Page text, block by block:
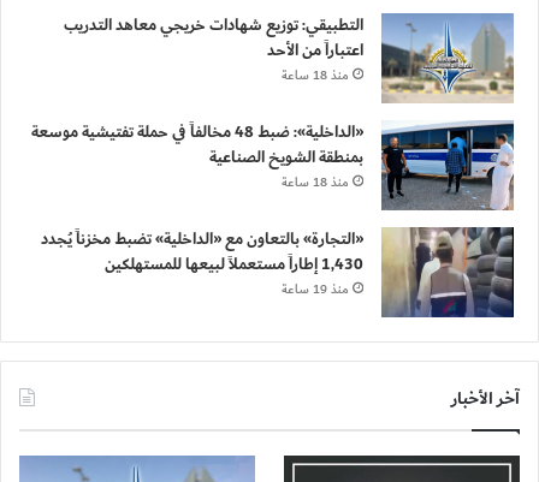
التطبيقي: توزيع شهادات خريجي معاهد التدريب
اعتباراً من الأحد
منذ 18 ساعة
«الداخلية»: ضبط 48 مخالفاً في حملة تفتيشية موسعة
بمنطقة الشويخ الصناعية
منذ 18 ساعة
«التجارة» بالتعاون مع «الداخلية» تضبط مخزناً يُجدد
1,430 إطاراً مستعملاً لبيعها للمستهلكين
منذ 19 ساعة
آخر الأخبار